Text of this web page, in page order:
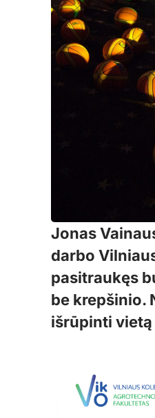
Jonas
darbo
pasitraukęs
be krepšinio.
išrūpinti vietą